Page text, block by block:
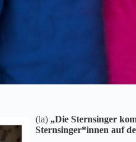
(la) „Die Sternsinger
Sternsinger*innen auf